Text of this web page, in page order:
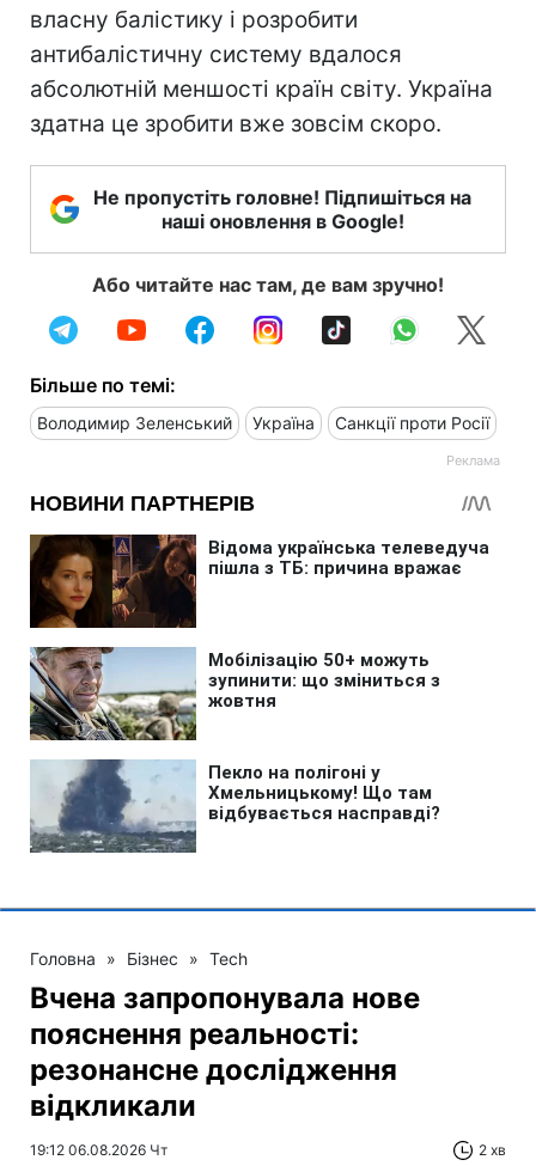
власну балістику і розробити
антибалістичну систему вдалося
абсолютній меншості країн світу. Україна
здатна це зробити вже зовсім скоро.
Не пропустіть головне! Підпишіться на
наші оновлення в Google!
Або читайте нас там, де вам зручно!
Більше по темі:
Володимир Зеленський Україна Санкції проти Росії
Головна » Бізнес » Tech
Вчена запропонувала нове
пояснення реальності:
резонансне дослідження
відкликали
19:12 06.08.2026 Чт 2 хв